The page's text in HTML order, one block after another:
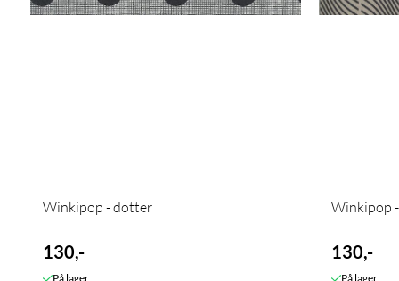
Winkipop - dotter
130,-
På lager
Winkipop
130,-
På lager